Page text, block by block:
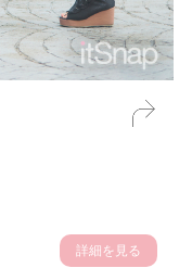
詳細を見る